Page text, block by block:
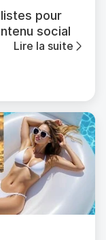
pour
social
Lire la suite